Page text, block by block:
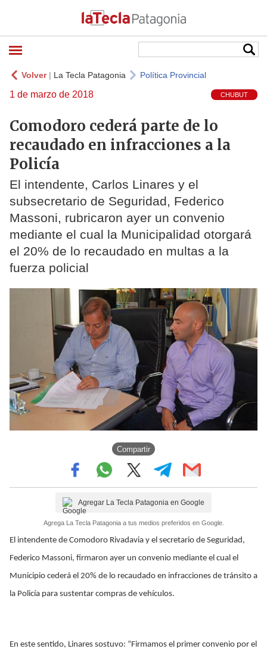
Volver| La Tecla Patagonia Política Provincial
1 de marzo de 2018 CHUBUT
Comodoro cederá parte de lo
recaudado en infracciones a la
Policía
El intendente, Carlos Linares y el
subsecretario de Seguridad, Federico
Massoni, rubricaron ayer un convenio
mediante el cual la Municipalidad otorgará
el 20% de lo recaudado en multas a la
fuerza policial
Compartir
Agregar La Tecla Patagonia en Google
Agrega La Tecla Patagonia a tus medios preferidos en Google.
El intendente de Comodoro Rivadavia y el secretario de Seguridad,
Federico Massoni, firmaron ayer un convenio mediante el cual el
Municipio cederá el 20% de lo recaudado en infracciones de tránsito a
la Policía para sustentar compras de vehículos.
En este sentido, Linares sostuvo: “Firmamos el primer convenio por el